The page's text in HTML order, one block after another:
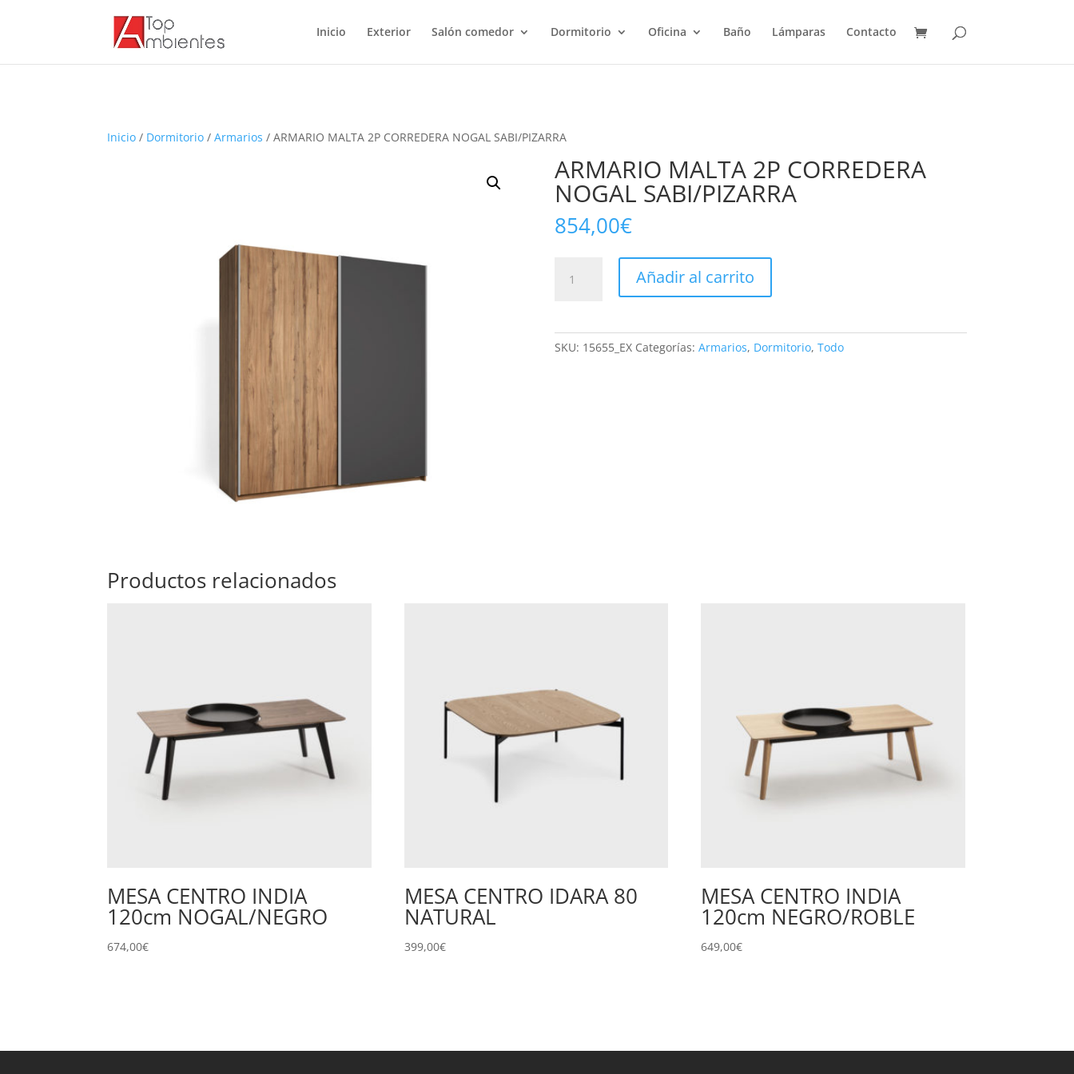
Inicio Exterior Salón comedor Dormitorio Oficina Baño Lámparas Contacto
Inicio / Dormitorio /Armarios / ARMARIO MALTA 2P CORREDERA NOGAL SABI/PIZARRA
ARMARIO MALTA 2P CORREDERA
NOGAL SABI/PIZARRA
854,00€
MALTA
SABI/PIZARRA
Añadir al carrito
SKU: 15655_EX Categorías: Armarios, Dormitorio, Todo
Productos relacionados
MESA CENTRO INDIA
120cm NOGAL/NEGRO
674,00€
MESA CENTRO IDARA 80
NATURAL
399,00€
MESA CENTRO INDIA
120cm NEGRO/ROBLE
649,00€